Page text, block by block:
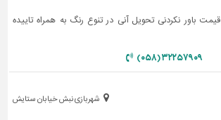
قیمت باور نکردنی تحویل آنی در تنوع رنگ به همراه تاییده
۳۲۲۵۷۹۰۹ (۰۵۸)
شهربازی نبش خیابان ستایش